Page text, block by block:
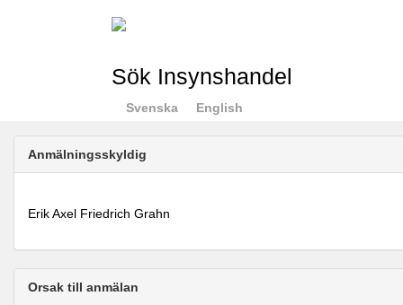
Sök Insynshandel
Svenska English
Anmälningsskyldig
Erik Axel Friedrich Grahn
Orsak till anmälan